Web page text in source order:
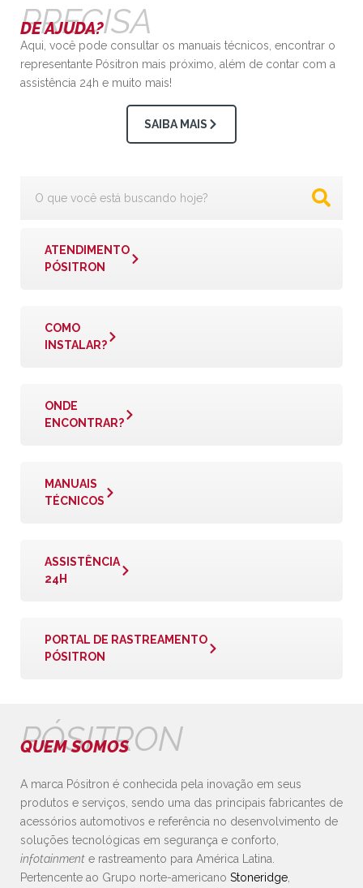
PRECISA
DE AJUDA?
Aqui, você pode consultar os manuais técnicos, encontrar o
representante Pósitron mais próximo, além de contar com a
assistência 24h e muito mais!
SAIBA MAIS
ATENDIMENTO
PÓSITRON
COMO
INSTALAR?
ONDE
ENCONTRAR?
MANUAIS
TÉCNICOS
ASSISTÊNCIA
24H
PORTAL DE RASTREAMENTO
PÓSITRON
PÓSITRON
QUEM SOMOS
A marca Pósitron é conhecida pela inovação em seus
produtos e serviços, sendo uma das principais fabricantes de
acessórios automotivos e referência no desenvolvimento de
soluções tecnológicas em segurança e conforto,
infotainment e rastreamento para América Latina.
Pertencente ao Grupo norte-americano Stoneridge